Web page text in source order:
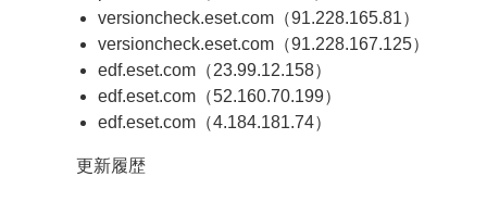
versioncheck.eset.com（91.228.165.81）
versioncheck.eset.com（91.228.167.125）
edf.eset.com（23.99.12.158）
edf.eset.com（52.160.70.199）
edf.eset.com（4.184.181.74）
更新履歴